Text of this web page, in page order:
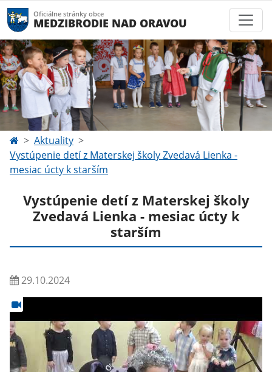
Oficiálne stránky obce
MEDZIBRODIE NAD ORAVOU
Aktuality
Vystúpenie detí z Materskej školy Zvedavá Lienka -
mesiac úcty k starším
Vystúpenie detí z Materskej školy
Zvedavá Lienka - mesiac úcty k
starším
29.10.2024